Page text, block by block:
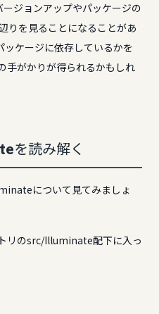
ジョンアップやパッケージの
りを見ることになることがあ
ケージに依存しているかを
手がかりが得られるかもしれ
を読み解く
について見てみましょ
リのsrc/Illuminate配下に入っ